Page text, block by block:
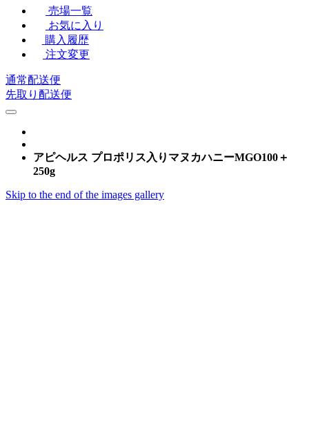
売場一覧
お気に入り
購入履歴
注文変更
通常配送便
先取り配送便
アピヘルス プロポリス入りマヌカハニーMGO100＋
250g
Skip to the end of the images gallery